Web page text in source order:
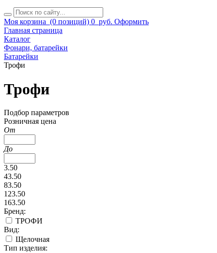
Моя корзина (0 позиций) 0 руб. Оформить
Главная страница
Каталог
Фонари, батарейки
Батарейки
Трофи
Трофи
Подбор параметров
Розничная цена
От
До
3.50
43.50
83.50
123.50
163.50
Бренд:
ТРОФИ
Вид:
Щелочная
Тип изделия: